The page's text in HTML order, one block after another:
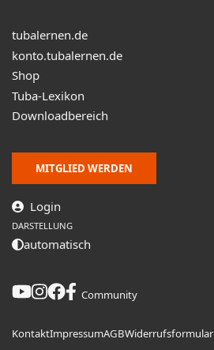
tubalernen.de
konto.tubalernen.de
Shop
Tuba-Lexikon
Downloadbereich
MITGLIED WERDEN
Login
DARSTELLUNG
automatisch
Community
KontaktImpressumAGBWiderrufsformular